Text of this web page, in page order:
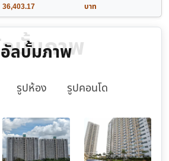
36,403.17 บาท
บั้มภาพ
อัลบั้มภาพ
รูปห้อง รูปคอนโด